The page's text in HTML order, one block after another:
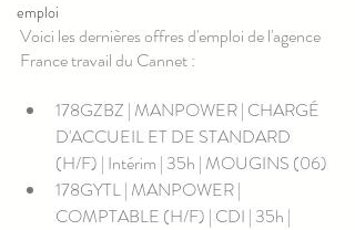
emploi
Voici les dernières offres d'emploi de l'agence
France travail du Cannet :
178GZBZ | MANPOWER | CHARGÉ
D'ACCUEIL ET DE STANDARD
(H/F) | Intérim | 35h | MOUGINS (06)
178GYTL | MANPOWER |
COMPTABLE (H/F) | CDI | 35h |